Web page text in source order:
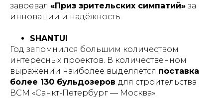
завоевал «Приз зрительских симпатий» за
инновации и надёжность.
SHANTUI
Год запомнился большим количеством
интересных проектов. В количественном
выражении наиболее выделяется поставка
более 130 бульдозеров для строительства
ВСМ «Санкт-Петербург — Москва».